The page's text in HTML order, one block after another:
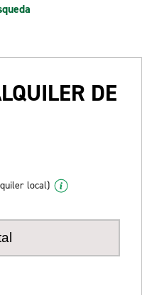
DE
local)